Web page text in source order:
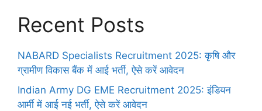
Recent Posts
NABARD Specialists Recruitment 2025: कृषि और
ग्रामीण विकास बैंक में आई भर्ती, ऐसे करें आवेदन
Indian Army DG EME Recruitment 2025: इंडियन
आर्मी में आई नई भर्ती, ऐसे करें आवेदन